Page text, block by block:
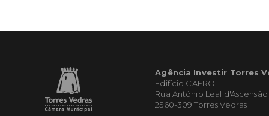
Agência Investir Torres
Edifício CAERO
Rua António Leal d'Ascensão
2560-309 Torres Vedras